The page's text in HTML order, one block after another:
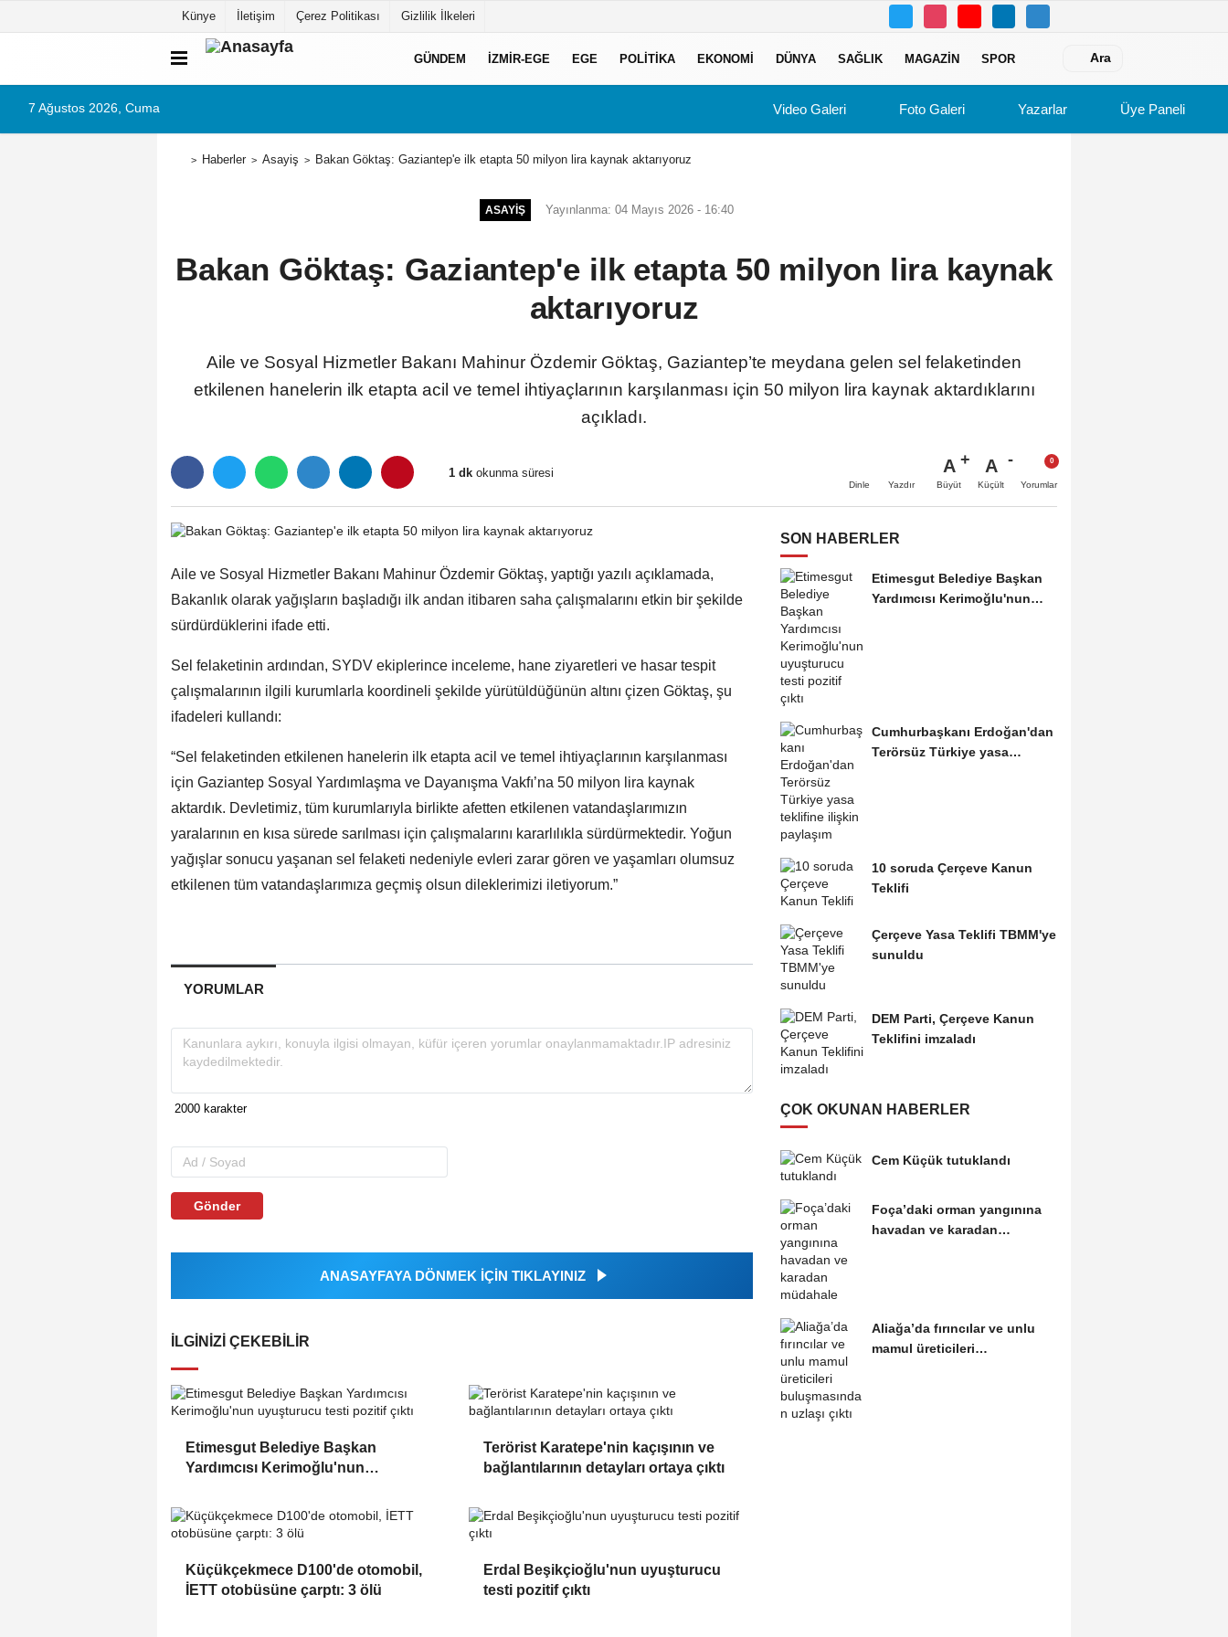
Künye İletişim Çerez Politikası Gizlilik İlkeleri
GÜNDEM İZMIR-EGE EGE POLITIKA EKONOMI DÜNYA SAĞLIK MAGAZIN SPOR Ara
7 Ağustos 2026, Cuma Video Galeri Foto Galeri Yazarlar Üye Paneli
Haberler Asayiş Bakan Göktaş: Gaziantep'e ilk etapta 50 milyon lira kaynak aktarıyoruz
ASAYIŞ Yayınlanma: 04 Mayıs 2026 - 16:40
Bakan Göktaş: Gaziantep'e ilk etapta 50 milyon lira kaynak
aktarıyoruz
Aile ve Sosyal Hizmetler Bakanı Mahinur Özdemir Göktaş, Gaziantep’te meydana gelen sel felaketinden
etkilenen hanelerin ilk etapta acil ve temel ihtiyaçlarının karşılanması için 50 milyon lira kaynak aktardıklarını
açıkladı.
1 dk okunma süresi
Dinle Yazdır
A
Büyüt
A
Küçült Yorumlar
Aile ve Sosyal Hizmetler Bakanı Mahinur Özdemir Göktaş, yaptığı yazılı açıklamada,
Bakanlık olarak yağışların başladığı ilk andan itibaren saha çalışmalarını etkin bir şekilde
sürdürdüklerini ifade etti.
Sel felaketinin ardından, SYDV ekiplerince inceleme, hane ziyaretleri ve hasar tespit
çalışmalarının ilgili kurumlarla koordineli şekilde yürütüldüğünün altını çizen Göktaş, şu
ifadeleri kullandı:
“Sel felaketinden etkilenen hanelerin ilk etapta acil ve temel ihtiyaçlarının karşılanması
için Gaziantep Sosyal Yardımlaşma ve Dayanışma Vakfı’na 50 milyon lira kaynak
aktardık. Devletimiz, tüm kurumlarıyla birlikte afetten etkilenen vatandaşlarımızın
yaralarının en kısa sürede sarılması için çalışmalarını kararlılıkla sürdürmektedir. Yoğun
yağışlar sonucu yaşanan sel felaketi nedeniyle evleri zarar gören ve yaşamları olumsuz
etkilenen tüm vatandaşlarımıza geçmiş olsun dileklerimizi iletiyorum.”
YORUMLAR
Gönder
ANASAYFAYA DÖNMEK İÇİN TIKLAYINIZ
İLGINIZI ÇEKEBILIR
Etimesgut Belediye Başkan
Yardımcısı Kerimoğlu'nun
Terörist Karatepe'nin kaçışının ve
bağlantılarının detayları ortaya çıktı
Küçükçekmece D100'de otomobil,
İETT otobüsüne çarptı: 3 ölü
Erdal Beşikçioğlu'nun uyuşturucu
testi pozitif çıktı
SON HABERLER
Etimesgut Belediye Başkan
Yardımcısı Kerimoğlu'nun
Cumhurbaşkanı Erdoğan'dan
Terörsüz Türkiye yasa
10 soruda Çerçeve Kanun
Teklifi
Çerçeve Yasa Teklifi TBMM'ye
sunuldu
DEM Parti, Çerçeve Kanun
Teklifini imzaladı
ÇOK OKUNAN HABERLER
Cem Küçük tutuklandı
Foça’daki orman yangınına
havadan ve karadan
Aliağa’da fırıncılar ve unlu
mamul üreticileri